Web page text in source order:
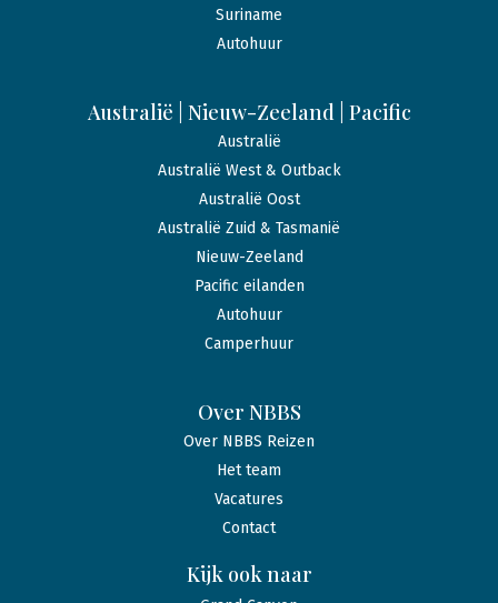
Suriname
Autohuur
Australië | Nieuw-Zeeland | Pacific
Australië
Australië West & Outback
Australië Oost
Australië Zuid & Tasmanië
Nieuw-Zeeland
Pacific eilanden
Autohuur
Camperhuur
Over NBBS
Over NBBS Reizen
Het team
Vacatures
Contact
Kijk ook naar